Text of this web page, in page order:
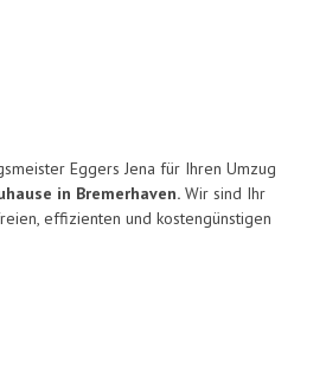
Eggers Jena für Ihren Umzug
in Bremerhaven. Wir sind Ihr
effizienten und kostengünstigen